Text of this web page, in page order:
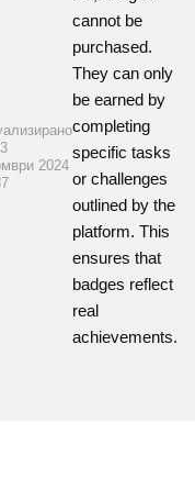
2024
cannot be
purchased.
They can only
be earned by
completing
specific tasks
or challenges
outlined by the
platform. This
ensures that
badges reflect
real
achievements.